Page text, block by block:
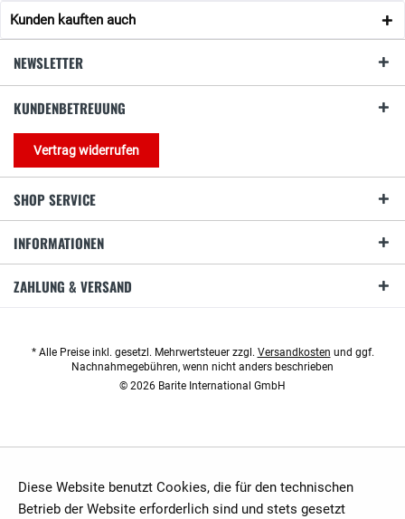
Kunden kauften auch
NEWSLETTER
KUNDENBETREUUNG
Vertrag widerrufen
SHOP SERVICE
INFORMATIONEN
ZAHLUNG & VERSAND
* Alle Preise inkl. gesetzl. Mehrwertsteuer zzgl. Versandkosten und ggf.
Nachnahmegebühren, wenn nicht anders beschrieben
© 2026 Barite International GmbH
Diese Website benutzt Cookies, die für den technischen
Betrieb der Website erforderlich sind und stets gesetzt